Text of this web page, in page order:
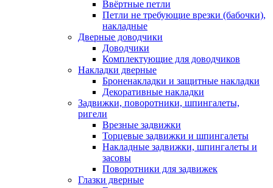
Ввёртные петли
Петли не требующие врезки (бабочки),
накладные
Дверные доводчики
Доводчики
Комплектующие для доводчиков
Накладки дверные
Броненакладки и защитные накладки
Декоративные накладки
Задвижки, поворотники, шпингалеты,
ригели
Врезные задвижки
Торцевые задвижки и шпингалеты
Накладные задвижки, шпингалеты и
засовы
Поворотники для задвижек
Глазки дверные